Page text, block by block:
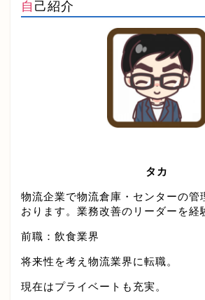
自己紹介
タカ
物流企業で物流倉庫・センターの管
おります。業務改善のリーダーを経
前職：飲食業界
将来性を考え物流業界に転職。
現在はプライベートも充実。